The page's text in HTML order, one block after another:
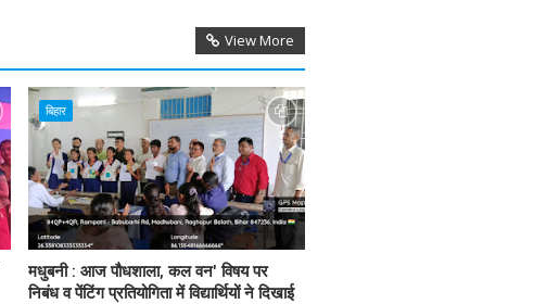
View More
बिहार
मधुबनी : आज पौधशाला, कल वन' विषय पर
निबंध व पेंटिंग प्रतियोगिता में विद्यार्थियों ने दिखाई